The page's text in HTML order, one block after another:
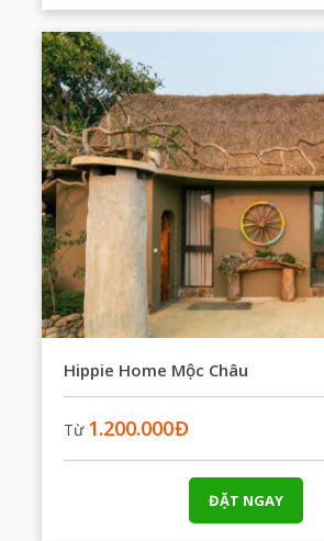
Hippie Home Mộc Châu
Từ 1.200.000Đ
ĐẶT NGAY